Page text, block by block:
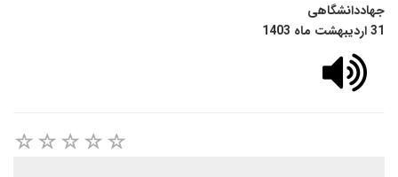
جهاددانشگاهی
31 اردیبهشت ماه 1403